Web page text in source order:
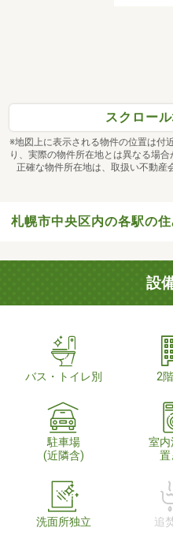
スクロー
※地図上に表示される物件の位置は付
り、実際の物件所在地とは異なる場合
正確な物件所在地は、取扱い不動産
札幌市中央区内の各駅の
設
バス・トイレ別 2
駐車場
(近隣含)
室
置
洗面所独立 追